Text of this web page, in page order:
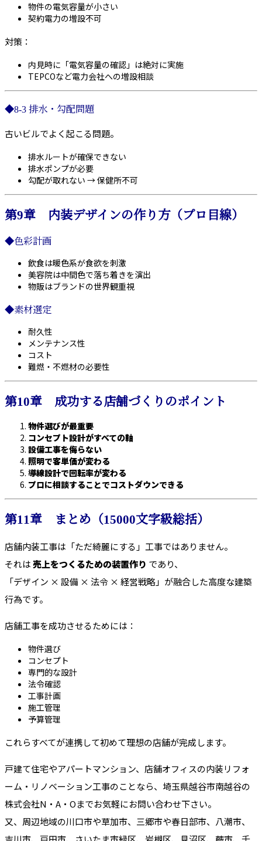
物件の電気容量が小さい
契約電力の増設不可
対策：
内見時に「電気容量の確認」は絶対に実施
TEPCOなど電力会社への増設相談
◆8-3 排水・勾配問題
古いビルでよく起こる問題。
排水ルートが確保できない
排水ポンプが必要
勾配が取れない → 保健所不可
第9章 内装デザインの作り方（プロ目線）
◆色彩計画
飲食は暖色系が食欲を刺激
美容院は中間色で落ち着きを演出
物販はブランドの世界観重視
◆素材選定
耐久性
メンテナンス性
コスト
難燃・不燃材の必要性
第10章 成功する店舗づくりのポイント
物件選びが最重要
コンセプト設計がすべての軸
設備工事を侮らない
照明で客単価が変わる
導線設計で回転率が変わる
プロに相談することでコストダウンできる
第11章 まとめ（15000文字級総括）
店舗内装工事は「ただ綺麗にする」工事ではありません。
それは売上をつくるための装置作り であり、
「デザイン × 設備 × 法令 × 経営戦略」が融合した高度な建築
行為です。
店舗工事を成功させるためには：
物件選び
コンセプト
専門的な設計
法令確認
工事計画
施工管理
予算管理
これらすべてが連携して初めて理想の店舗が完成します。
戸建て住宅やアパートマンション、店舗オフィスの内装リフォ
ーム・リノベーション工事のことなら、埼玉県越谷市南越谷の
株式会社N・A・Oまでお気軽にお問い合わせ下さい。
又、周辺地域の川口市や草加市、三郷市や春日部市、八潮市、